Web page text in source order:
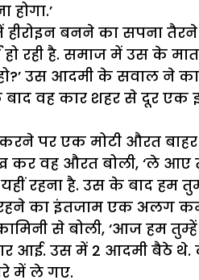
होगा.’
बनने का सपना
हो रही है. समाज में उस के
हो?’ उस आदमी के सवाल ने
वह कार शहर से दूर एक
पर एक मोटी औरत बाहर
कर वह औरत बोली, ‘ले आए
यहीं रहना है. उस के बाद
का इंतजाम एक अलग
कामिनी से बोली, ‘आज हम
आई. उस में 2 आदमी बैठे थे.
में ले गए.